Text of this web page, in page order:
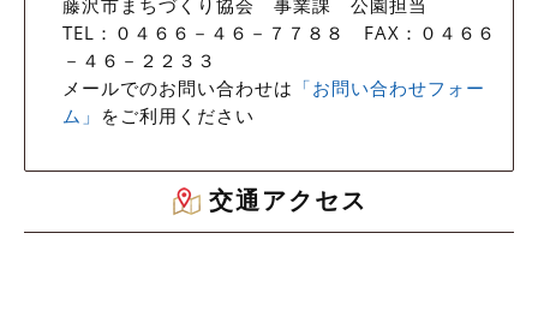
藤沢市まちづくり協会 事業課 公園担当
TEL：０４６６－４６－７７８８ FAX：０４６６
－４６－２２３３
メールでのお問い合わせは 「お問い合わせフォー
ム」 をご利用ください
交通アクセス